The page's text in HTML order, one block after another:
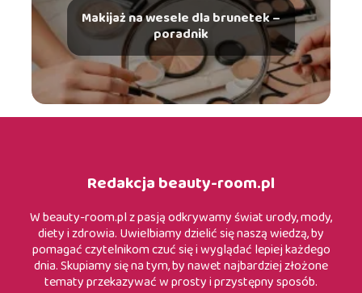
Makijaż na wesele dla brunetek –
poradnik
Redakcja beauty-room.pl
W beauty-room.pl z pasją odkrywamy świat urody, mody,
diety i zdrowia. Uwielbiamy dzielić się naszą wiedzą, by
pomagać czytelnikom czuć się i wyglądać lepiej każdego
dnia. Skupiamy się na tym, by nawet najbardziej złożone
tematy przekazywać w prosty i przystępny sposób.